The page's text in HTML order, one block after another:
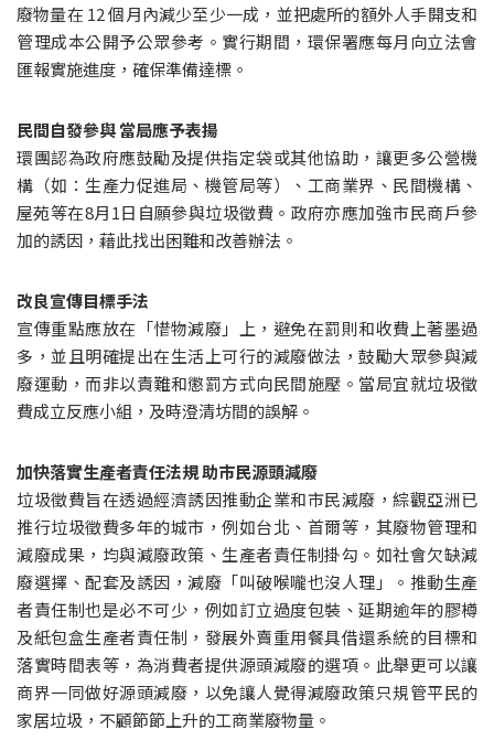
廢物量在 12 個月內減少至少一成，並把處所的額外人手開支和
管理成本公開予公眾參考。實行期間，環保署應每月向立法會
匯報實施進度，確保準備達標。
民間自發參與 當局應予表揚
環團認為政府應鼓勵及提供指定袋或其他協助，讓更多公營機
構（如：生產力促進局、機管局等）、工商業界、民間機構、
屋苑等在8月1日自願參與垃圾徵費。政府亦應加強市民商戶參
加的誘因，藉此找出困難和改善辦法。
改良宣傳目標手法
宣傳重點應放在「惜物減廢」上，避免在罰則和收費上著墨過
多，並且明確提出在生活上可行的減廢做法，鼓勵大眾參與減
廢運動，而非以責難和懲罰方式向民間施壓。當局宜就垃圾徵
費成立反應小組，及時澄清坊間的誤解。
加快落實生產者責任法規 助市民源頭減廢
垃圾徵費旨在透過經濟誘因推動企業和市民減廢，綜觀亞洲已
推行垃圾徵費多年的城市，例如台北、首爾等，其廢物管理和
減廢成果，均與減廢政策、生產者責任制掛勾。如社會欠缺減
廢選擇、配套及誘因，減廢「叫破喉嚨也沒人理」。推動生產
者責任制也是必不可少，例如訂立過度包裝、延期逾年的膠樽
及紙包盒生產者責任制，發展外賣重用餐具借還系統的目標和
落實時間表等，為消費者提供源頭減廢的選項。此舉更可以讓
商界一同做好源頭減廢，以免讓人覺得減廢政策只規管平民的
家居垃圾，不顧節節上升的工商業廢物量。